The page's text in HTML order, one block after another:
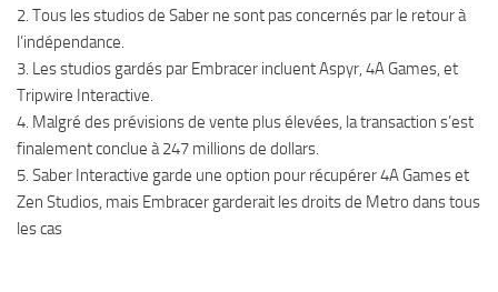
2. Tous les studios de Saber ne sont pas concernés par le retour à
l’indépendance.
3. Les studios gardés par Embracer incluent Aspyr, 4A Games, et
Tripwire Interactive.
4. Malgré des prévisions de vente plus élevées, la transaction s’est
finalement conclue à 247 millions de dollars.
5. Saber Interactive garde une option pour récupérer 4A Games et
Zen Studios, mais Embracer garderait les droits de Metro dans tous
les cas